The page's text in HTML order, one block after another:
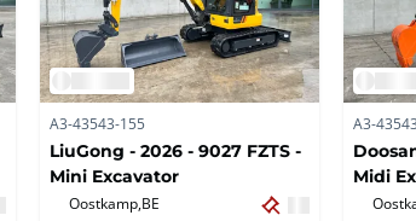
A3-43543-155
LiuGong - 2026 - 9027 FZTS -
Mini Excavator
Oostkamp, BE
A3-
Midi